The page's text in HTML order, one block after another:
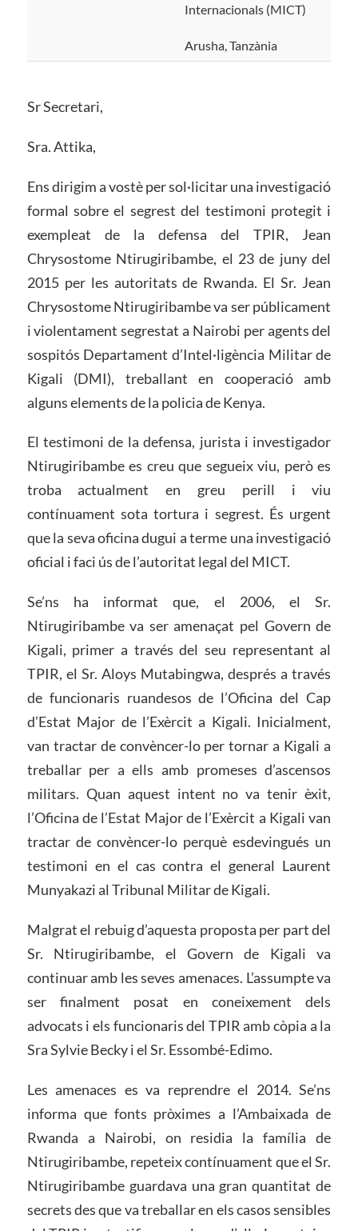
Internacionals (MICT)
Arusha, Tanzània
Sr Secretari,
Sra. Attika,
Ens dirigim a vostè per sol·licitar una investigació
formal sobre el segrest del testimoni protegit i
exempleat de la defensa del TPIR, Jean
Chrysostome Ntirugiribambe, el 23 de juny del
2015 per les autoritats de Rwanda. El Sr. Jean
Chrysostome Ntirugiribambe va ser públicament
i violentament segrestat a Nairobi per agents del
sospitós Departament d’Intel·ligència Militar de
Kigali (DMI), treballant en cooperació amb
alguns elements de la policia de Kenya.
El testimoni de la defensa, jurista i investigador
Ntirugiribambe es creu que segueix viu, però es
troba actualment en greu perill i viu
contínuament sota tortura i segrest. És urgent
que la seva oficina dugui a terme una investigació
oficial i faci ús de l’autoritat legal del MICT.
Se’ns ha informat que, el 2006, el Sr.
Ntirugiribambe va ser amenaçat pel Govern de
Kigali, primer a través del seu representant al
TPIR, el Sr. Aloys Mutabingwa, després a través
de funcionaris ruandesos de l’Oficina del Cap
d’Estat Major de l’Exèrcit a Kigali. Inicialment,
van tractar de convèncer-lo per tornar a Kigali a
treballar per a ells amb promeses d’ascensos
militars. Quan aquest intent no va tenir èxit,
l’Oficina de l’Estat Major de l’Exèrcit a Kigali van
tractar de convèncer-lo perquè esdevingués un
testimoni en el cas contra el general Laurent
Munyakazi al Tribunal Militar de Kigali.
Malgrat el rebuig d’aquesta proposta per part del
Sr. Ntirugiribambe, el Govern de Kigali va
continuar amb les seves amenaces. L’assumpte va
ser finalment posat en coneixement dels
advocats i els funcionaris del TPIR amb còpia a la
Sra Sylvie Becky i el Sr. Essombé-Edimo.
Les amenaces es va reprendre el 2014. Se’ns
informa que fonts pròximes a l’Ambaixada de
Rwanda a Nairobi, on residia la família de
Ntirugiribambe, repeteix contínuament que el Sr.
Ntirugiribambe guardava una gran quantitat de
secrets des que va treballar en els casos sensibles